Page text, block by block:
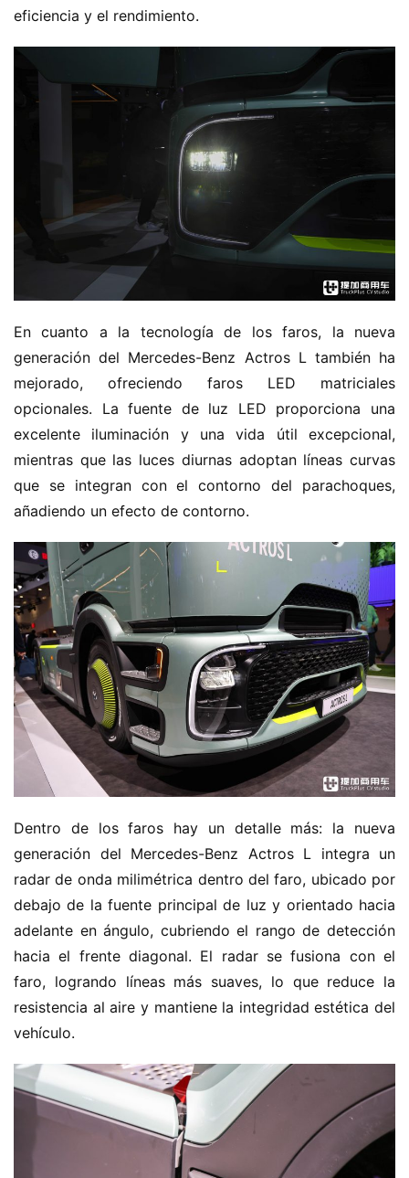
eficiencia y el rendimiento.
En cuanto a la tecnología de los faros, la nueva
generación del Mercedes-Benz Actros L también ha
mejorado, ofreciendo faros LED matriciales
opcionales. La fuente de luz LED proporciona una
excelente iluminación y una vida útil excepcional,
mientras que las luces diurnas adoptan líneas curvas
que se integran con el contorno del parachoques,
añadiendo un efecto de contorno.
Dentro de los faros hay un detalle más: la nueva
generación del Mercedes-Benz Actros L integra un
radar de onda milimétrica dentro del faro, ubicado por
debajo de la fuente principal de luz y orientado hacia
adelante en ángulo, cubriendo el rango de detección
hacia el frente diagonal. El radar se fusiona con el
faro, logrando líneas más suaves, lo que reduce la
resistencia al aire y mantiene la integridad estética del
vehículo.